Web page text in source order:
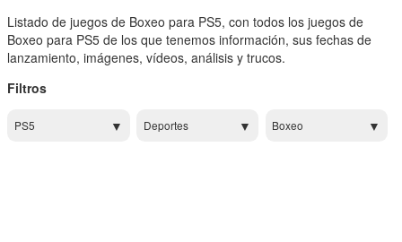
Listado de juegos de Boxeo para PS5, con todos los juegos de
Boxeo para PS5 de los que tenemos información, sus fechas de
lanzamiento, imágenes, vídeos, análisis y trucos.
Filtros
PS5 Deportes Boxeo